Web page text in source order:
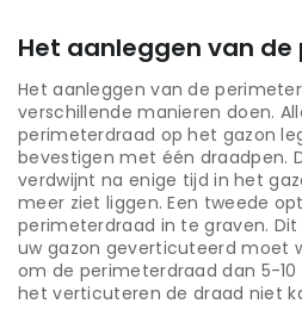
Het aanleggen van
Het aanleggen van de
verschillende manieren doen.
perimeterdraad op het gazon
bevestigen met één draadpen.
verdwijnt na enige tijd in het
meer ziet liggen. Een tweede
perimeterdraad in te graven.
uw gazon geverticuteerd moet
om de perimeterdraad dan 5-
het verticuteren de draad niet